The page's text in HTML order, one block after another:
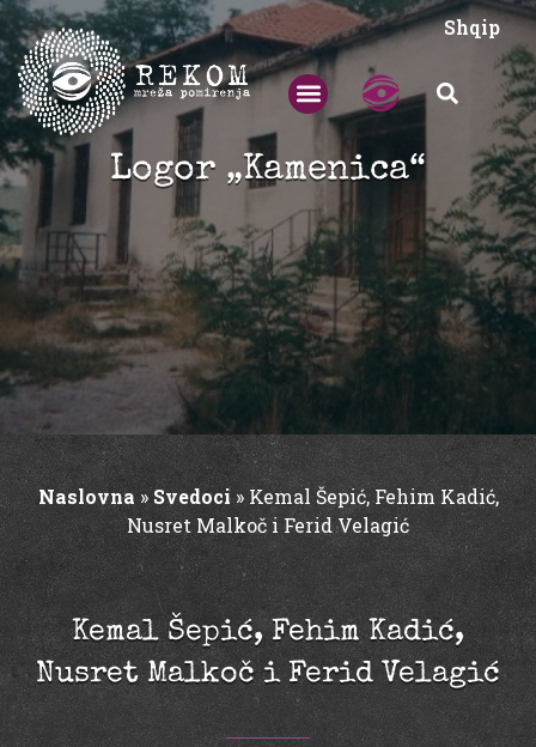
Shqip
Logor „Kamenica“
Naslovna »Svedoci» Kemal Šepić, Fehim Kadić,
Nusret Malkoč i Ferid Velagić
Kemal Šepić, Fehim Kadić,
Nusret Malkoč i Ferid Velagić